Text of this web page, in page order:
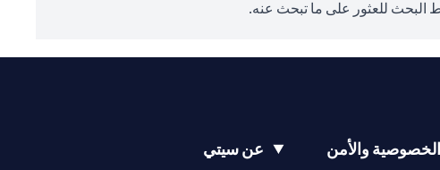
البحث للعثور على ما تبحث عنه.
الخصوصية والأمن عن سيتي